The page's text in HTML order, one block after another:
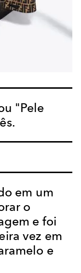
"Pele
em um
o
e foi
vez em
e